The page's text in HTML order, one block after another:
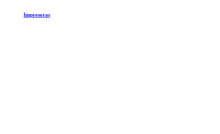
Impresoras